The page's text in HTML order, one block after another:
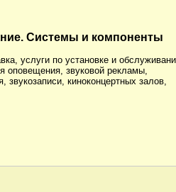
Системы и компоненты
услуги по установке и
оповещения, звуковой рекламы,
звукозаписи, киноконцертных залов,